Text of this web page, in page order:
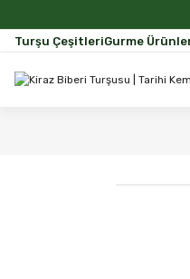
Turşu ÇeşitleriGurme